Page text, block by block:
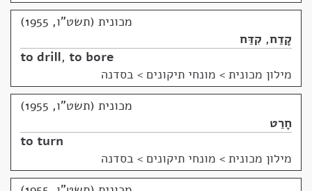
מכונית (תשט"ו, 1955)
קָדַח, קִדַּח
to drill, to bore
מילון מכונית > מונחי תיקונים > בסדנה
מכונית (תשט"ו, 1955)
חָרַט
to turn
מילון מכונית > מונחי תיקונים > בסדנה